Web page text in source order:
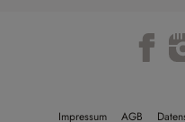
Impressum AGB